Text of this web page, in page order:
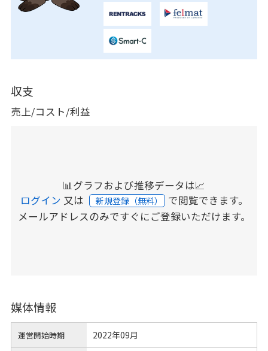
収支
売上/コスト/利益
📊グラフおよび推移データは📈
ログイン 又は 新規登録（無料） で閲覧できます。
メールアドレスのみですぐにご登録いただけます。
媒体情報
運営開始時期 2022年09月